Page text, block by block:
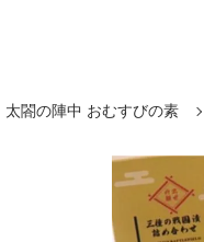
太閤の陣中 おむすびの素